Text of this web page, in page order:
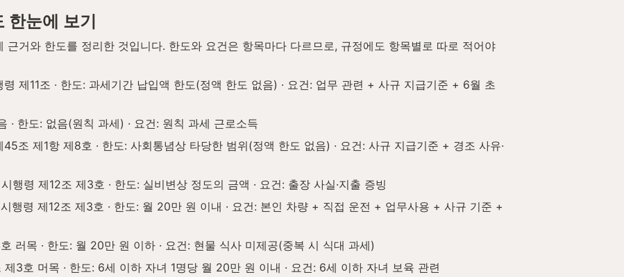
한눈에 보기
근거와 한도를 정리한 것입니다. 한도와 요건은 항목마다 다르므로, 규정에도 항목별로 따로 적어야
제11조 · 한도: 과세기간 납입액 한도(정액 한도 없음) · 요건: 업무 관련 + 사규 지급기준 + 6월 초
한도: 없음(원칙 과세) · 요건: 원칙 과세 근로소득
조 제1항 제8호 · 한도: 사회통념상 타당한 범위(정액 한도 없음) · 요건: 사규 지급기준 + 경조 사유·
령 제12조 제3호 · 한도: 실비변상 정도의 금액 · 요건: 출장 사실·지출 증빙
행령 제12조 제3호 · 한도: 월 20만 원 이내 · 요건: 본인 차량 + 직접 운전 + 업무사용 + 사규 기준 +
러목 · 한도: 월 20만 원 이하 · 요건: 현물 식사 미제공(중복 시 식대 과세)
3호 머목 · 한도: 6세 이하 자녀 1명당 월 20만 원 이내 · 요건: 6세 이하 자녀 보육 관련